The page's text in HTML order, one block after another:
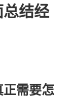
结经
正需要怎